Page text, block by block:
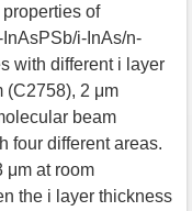
of
i-InAs/n-
with different i layer
(C2758), 2 μm
beam
four different areas.
μm at room
the i layer thickness